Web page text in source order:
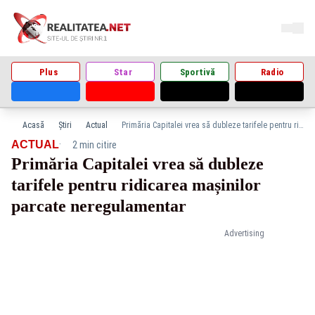
Plus Star Sportivă Radio
Acasă Știri Actual Primăria Capitalei vrea să dubleze tarifele pentru ridicarea mașinilor parcate neregulamentar
Advertising
ACTUAL· 2 min citire
Primăria Capitalei vrea să dubleze
tarifele pentru ridicarea mașinilor
parcate neregulamentar